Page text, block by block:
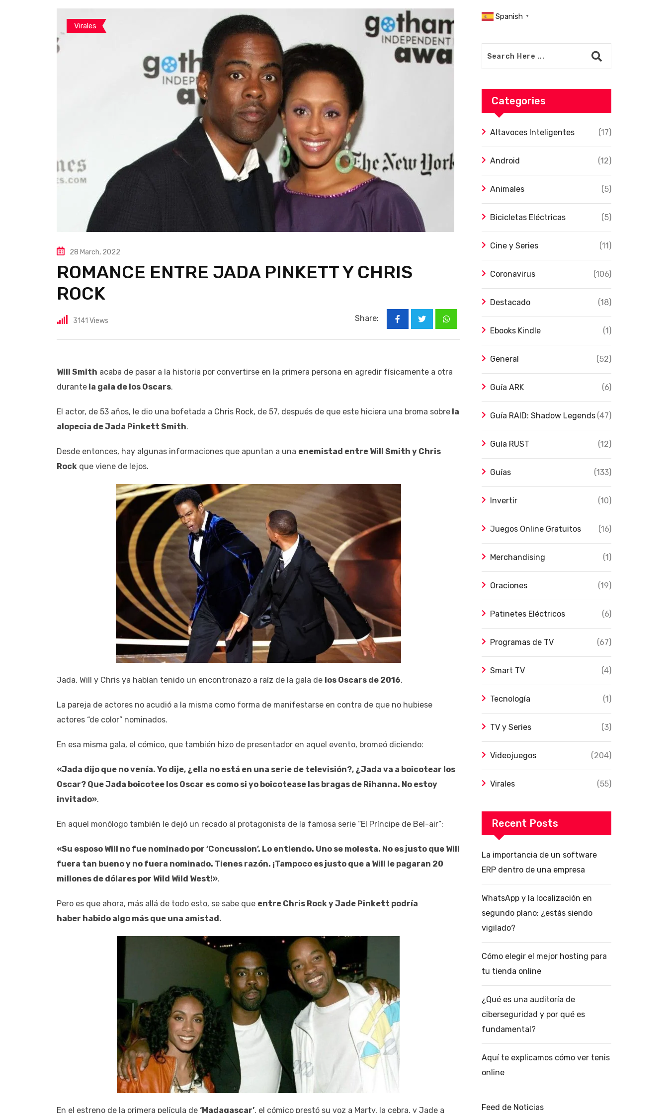
Virales
28 March, 2022
ROMANCE ENTRE JADA PINKETT Y CHRIS
ROCK
3141 Views Share:
Whatsapp
Will Smith acaba de pasar a la historia por convertirse en la primera persona en agredir físicamente a otra
durante la gala de los Oscars.
El actor, de 53 años, le dio una bofetada a Chris Rock, de 57, después de que este hiciera una broma sobre la
alopecia de Jada Pinkett Smith.
Desde entonces, hay algunas informaciones que apuntan a una enemistad entre Will Smith y Chris
Rock que viene de lejos.
Jada, Will y Chris ya habían tenido un encontronazo a raíz de la gala de los Oscars de 2016.
La pareja de actores no acudió a la misma como forma de manifestarse en contra de que no hubiese
actores “de color” nominados.
En esa misma gala, el cómico, que también hizo de presentador en aquel evento, bromeó diciendo:
«Jada dijo que no venía. Yo dije, ¿ella no está en una serie de televisión?, ¿Jada va a boicotear los
Oscar? Que Jada boicotee los Oscar es como si yo boicotease las bragas de Rihanna. No estoy
invitado».
En aquel monólogo también le dejó un recado al protagonista de la famosa serie “El Príncipe de Bel-air”:
«Su esposo Will no fue nominado por ‘Concussion’. Lo entiendo. Uno se molesta. No es justo que Will
fuera tan bueno y no fuera nominado. Tienes razón. ¡Tampoco es justo que a Will le pagaran 20
millones de dólares por Wild Wild West!».
Pero es que ahora, más allá de todo esto, se sabe que entre Chris Rock y Jade Pinkett podría
haber habido algo más que una amistad.
En el estreno de la primera película de ‘Madagascar’, el cómico prestó su voz a Marty, la cebra, y Jade a
Spanish ▼
Categories
Altavoces Inteligentes (17)
Android (12)
Animales (5)
Bicicletas Eléctricas (5)
Cine y Series (11)
Coronavirus (106)
Destacado (18)
Ebooks Kindle (1)
General (52)
Guía ARK (6)
Guía RAID: Shadow Legends (47)
Guía RUST (12)
Guías (133)
Invertir (10)
Juegos Online Gratuitos (16)
Merchandising (1)
Oraciones (19)
Patinetes Eléctricos (6)
Programas de TV (67)
Smart TV (4)
Tecnología (1)
TV y Series (3)
Videojuegos (204)
Virales (55)
Recent Posts
La importancia de un software
ERP dentro de una empresa
WhatsApp y la localización en
segundo plano: ¿estás siendo
vigilado?
Cómo elegir el mejor hosting para
tu tienda online
¿Qué es una auditoría de
ciberseguridad y por qué es
fundamental?
Aquí te explicamos cómo ver tenis
online
Feed de Noticias